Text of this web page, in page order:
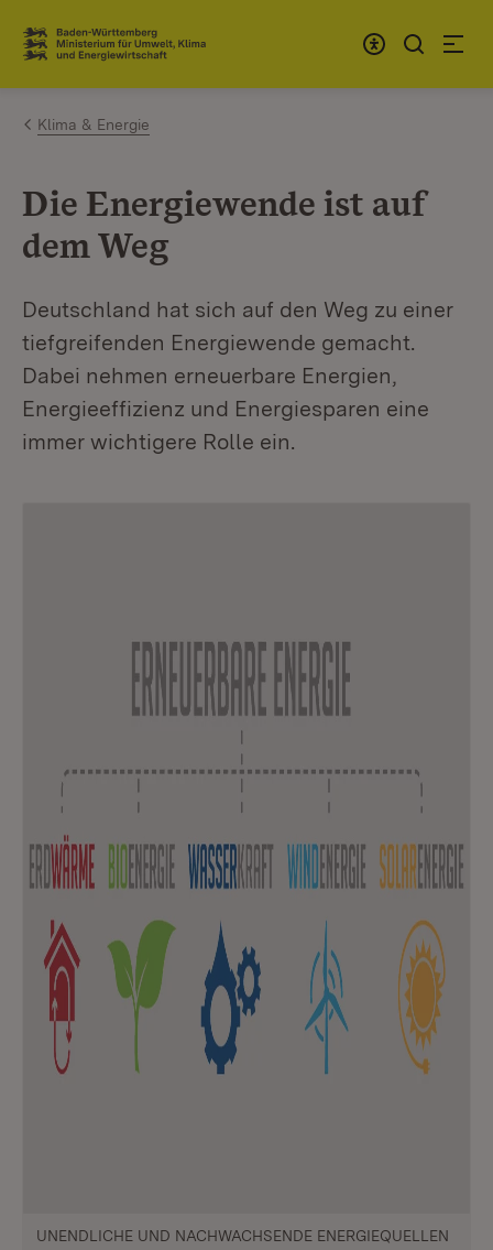
Zum Inhalt springen
Link zur Startseite
Klima & Energie
Die Energiewende ist auf
dem Weg
Deutschland hat sich auf den Weg zu einer
tiefgreifenden Energiewende gemacht.
Dabei nehmen erneuerbare Energien,
Energieeffizienz und Energiesparen eine
immer wichtigere Rolle ein.
UNENDLICHE UND NACHWACHSENDE ENERGIEQUELLEN